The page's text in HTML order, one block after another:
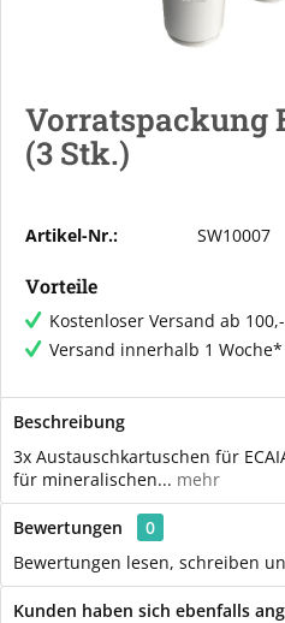
Vorratspackung
(3 Stk.)
Artikel-Nr.: SW10007
Vorteile
Kostenloser Versand ab
Versand innerhalb 1 Woche*
Beschreibung
3x Austauschkartuschen für
für mineralischen... mehr
Bewertungen
0
Bewertungen lesen, schreiben
Kunden haben sich ebenfalls